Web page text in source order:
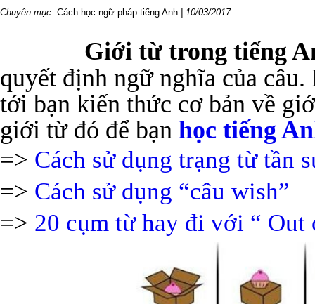
Chuyên mục: Cách học ngữ pháp tiếng Anh 10/03/2017
Giới từ trong tiếng
quyết định ngữ nghĩa của
tới bạn kiến thức cơ bản về
giới từ đó để bạn học tiếng
=> Cách sử dụng trạng từ tần
=> Cách sử dụng “câu wish”
=> 20 cụm từ hay đi với “ Out